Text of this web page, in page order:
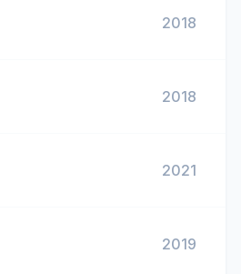
2018
2018
2021
2019